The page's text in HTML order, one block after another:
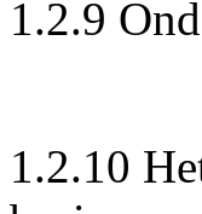
1.2.9
1.2.10